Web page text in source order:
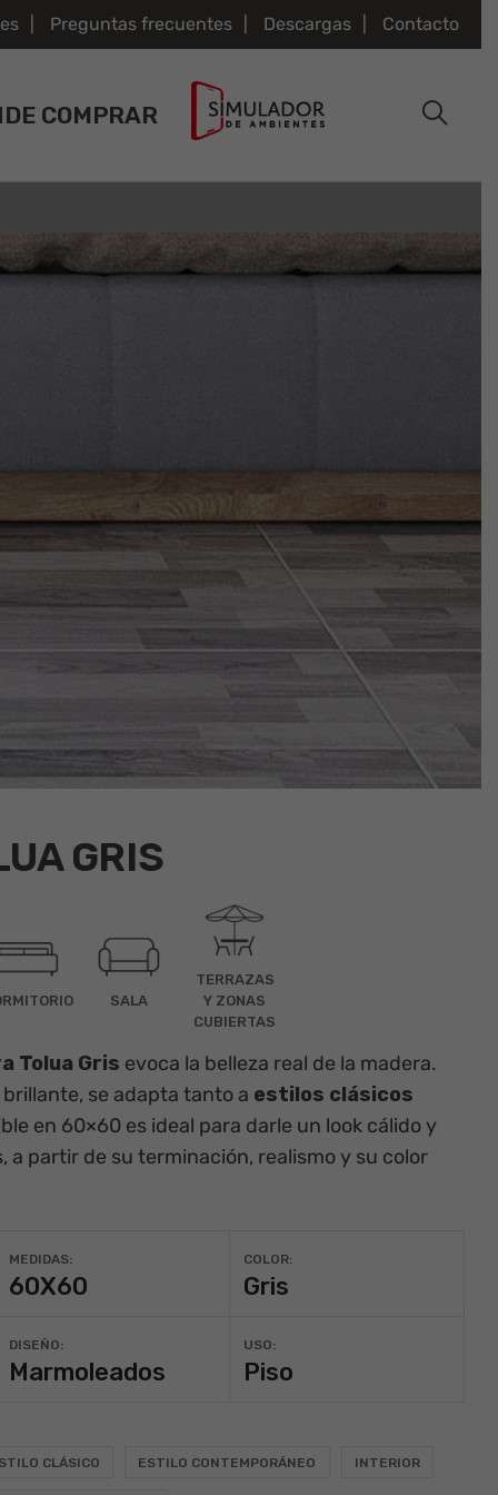
Preguntas frecuentes Descargas Contacto
COMPRAR
GRIS
SALA
TERRAZAS
Y ZONAS
CUBIERTAS
Tolua Gris evoca la belleza real de la madera.
brillante, se adapta tanto a estilos clásicos
en 60×60 es ideal para darle un look cálido y
a partir de su terminación, realismo y su color
MEDIDAS:
60X60
COLOR:
Gris
DISEÑO:
Marmoleados
USO:
Piso
CLÁSICO ESTILO CONTEMPORÁNEO INTERIOR